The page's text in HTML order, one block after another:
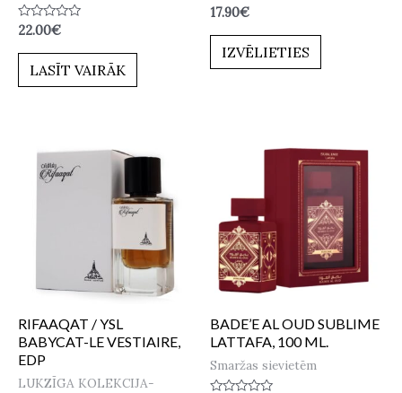
Novērtēts
0
22.00€
LASĪT VAIRĀK
Novērtēts
0
17.90€
IZVĒLIETIES
RIFAAQAT / YSL
BABYCAT-LE VESTIAIRE,
EDP
LUKZĪGA KOLEKCIJA-
BADE’E AL OUD SUBLIME
LATTAFA, 100 ML.
Smaržas sievietēm